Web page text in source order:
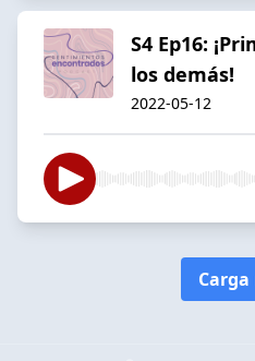
S4 Ep16:
los demás!
2022-05-12
Carga